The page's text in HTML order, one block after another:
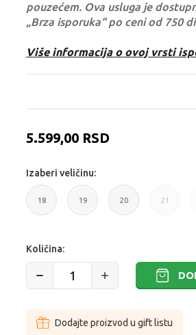
pouzećem. Ova usluga je
„Brza isporuka“ po ceni od 750
Više informacija o ovoj vrsti
5.599,00 RSD
Izaberi veličinu:
18 19 20 21
Količina:
Dodajte proizvod u gift listu